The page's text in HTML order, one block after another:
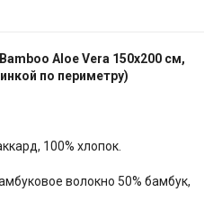
Aloe Vera 150x200 см,
по периметру)
100% хлопок.
волокно 50% бамбук,